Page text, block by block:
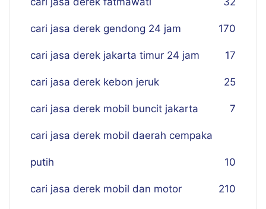
cari jasa derek gendong 24 jam 170
cari jasa derek jakarta timur 24 jam 17
cari jasa derek kebon jeruk 25
cari jasa derek mobil buncit jakarta 7
cari jasa derek mobil daerah cempaka
putih 10
cari jasa derek mobil dan motor 210